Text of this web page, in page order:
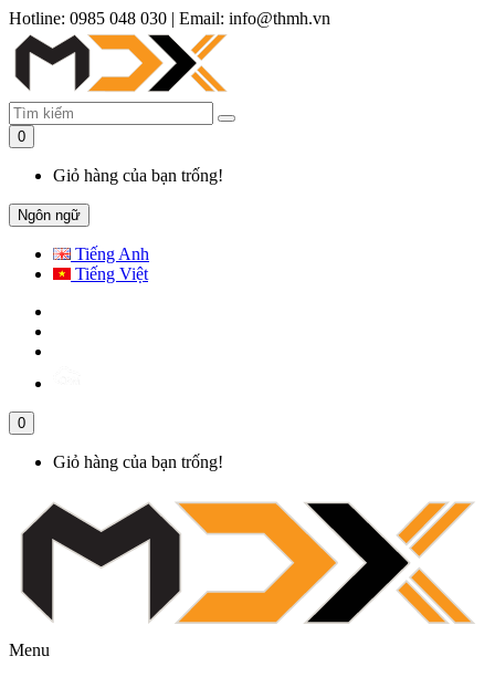
Hotline: 0985 048 030 | Email: info@thmh.vn
0
Giỏ hàng của bạn trống!
Ngôn ngữ
Tiếng Anh
Tiếng Việt
0
Giỏ hàng của bạn trống!
Menu